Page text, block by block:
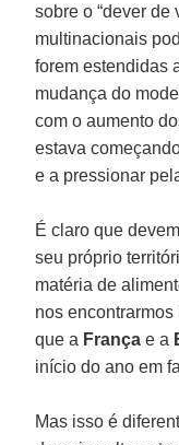
sobre o “dever de
multinacionais
forem estendidas
mudança do
com o aumento
estava
e a pressionar
É claro que
seu próprio
matéria de
nos
que a França e a
início do ano em
Mas isso é